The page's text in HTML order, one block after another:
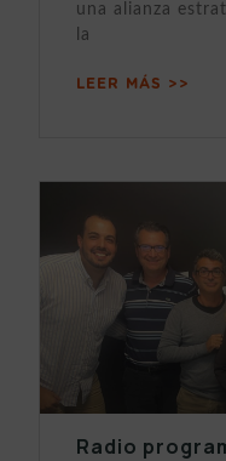
una alianza
la
LEER MÁS >>
Radio